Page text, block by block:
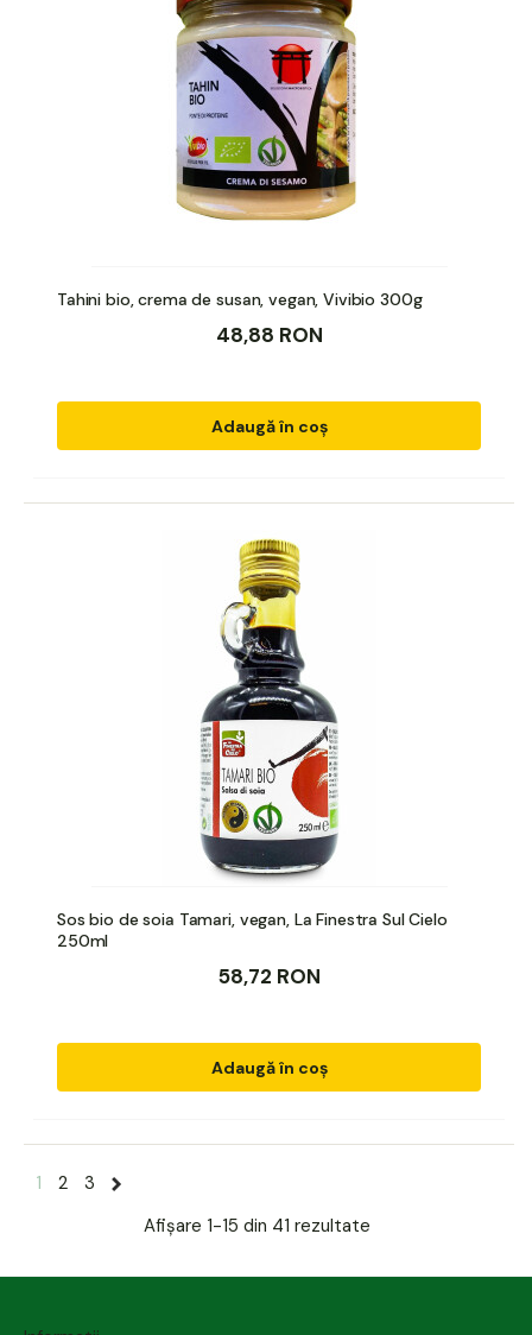
Tahini bio, crema de susan, vegan, Vivibio 300g
48,88 RON
Adaugă în coș
Sos bio de soia Tamari, vegan, La Finestra Sul Cielo
250ml
58,72 RON
Adaugă în coș
1 2
3
Afișare 1-15 din 41 rezultate